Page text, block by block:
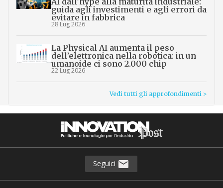
guida agli investimenti e agli errori da
evitare in fabbrica
28 Lug 2026
La Physical AI aumenta il peso
dell’elettronica nella robotica: in un
umanoide ci sono 2.000 chip
22 Lug 2026
Vedi tutti gli approfondimenti >
Seguici